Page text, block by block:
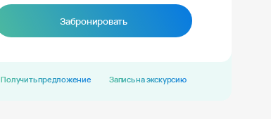
Забронировать
Получить предложение Запись на экскурсию